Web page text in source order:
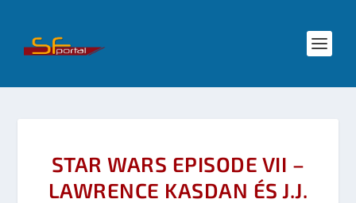
STAR WARS EPISODE VII –
LAWRENCE KASDAN ÉS J.J.